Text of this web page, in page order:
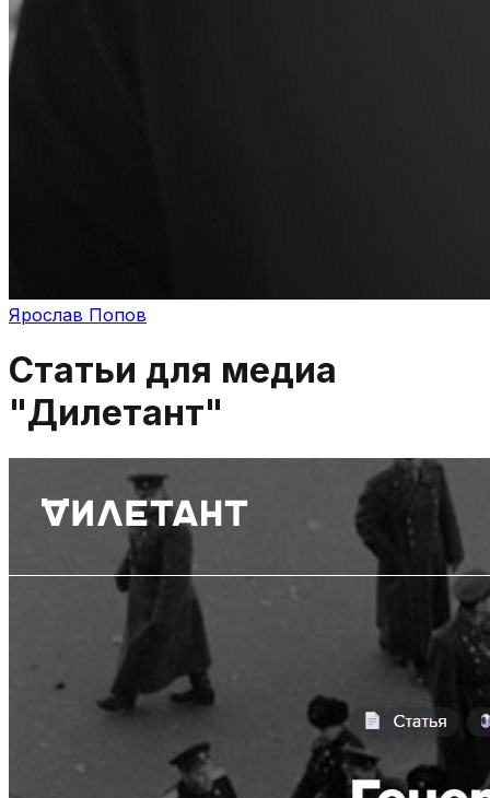
Ярослав Попов
Статьи для медиа
"Дилетант"